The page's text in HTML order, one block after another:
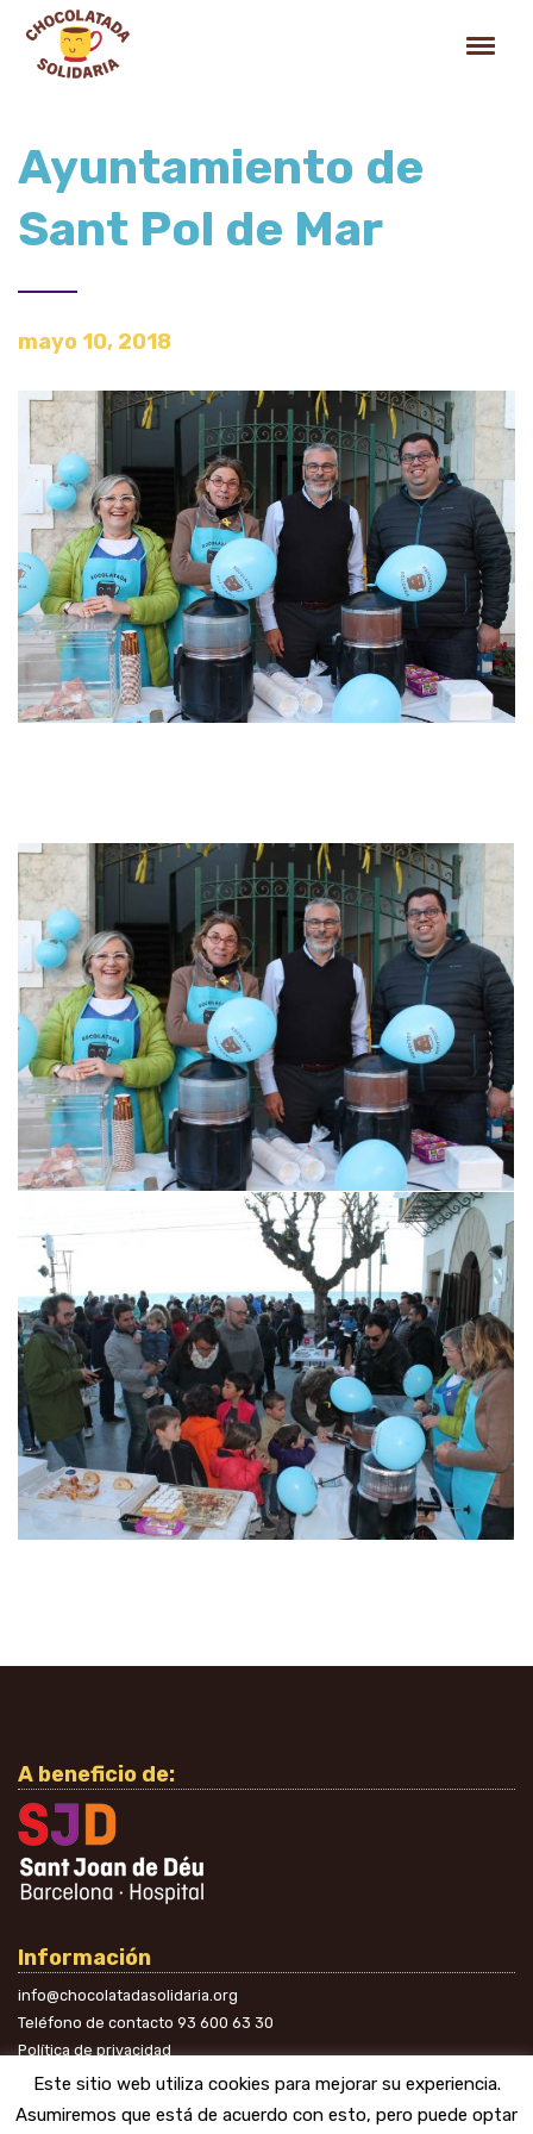
Ayuntamiento de
Sant Pol de Mar
mayo 10, 2018
A beneficio de:
Información
info@chocolatadasolidaria.org
Teléfono de contacto 93 600 63 30
Política de privacidad
En las redes
Este sitio web utiliza cookies para mejorar su experiencia.
Asumiremos que está de acuerdo con esto, pero puede optar